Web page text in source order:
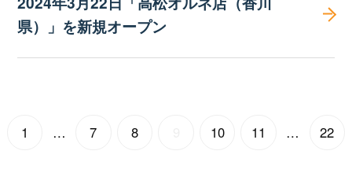
県）」を新規オープン
1 … 7 8 10 11 … 22